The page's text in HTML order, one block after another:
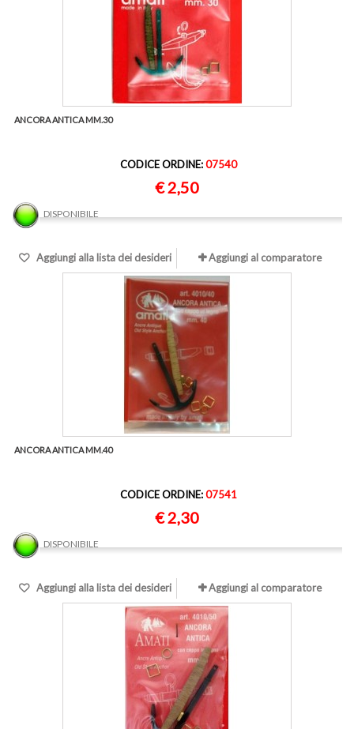
ANCORA ANTICA MM.30
CODICE ORDINE:07540
€ 2,50
DISPONIBILE
Aggiungi alla lista dei desideri Aggiungi al comparatore
ANCORA ANTICA MM.40
CODICE ORDINE:07541
€ 2,30
DISPONIBILE
Aggiungi alla lista dei desideri Aggiungi al comparatore